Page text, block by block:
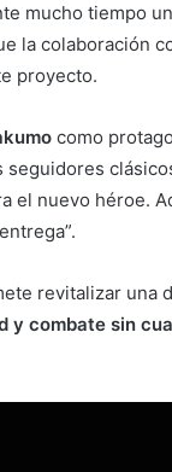
mucho tiempo
la colaboración
proyecto.
como
el nuevo héroe.
revitalizar una
y combate sin